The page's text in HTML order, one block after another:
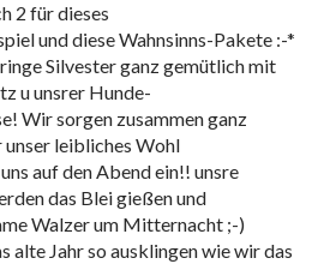
2 für dieses
und diese Wahnsinns-Pakete :-*
Silvester ganz gemütlich mit
u unsrer Hunde-
Wir sorgen zusammen ganz
leibliches Wohl
auf den Abend ein!! unsre
das Blei gießen und
Walzer um Mitternacht ;-)
alte Jahr so ausklingen wie wir das